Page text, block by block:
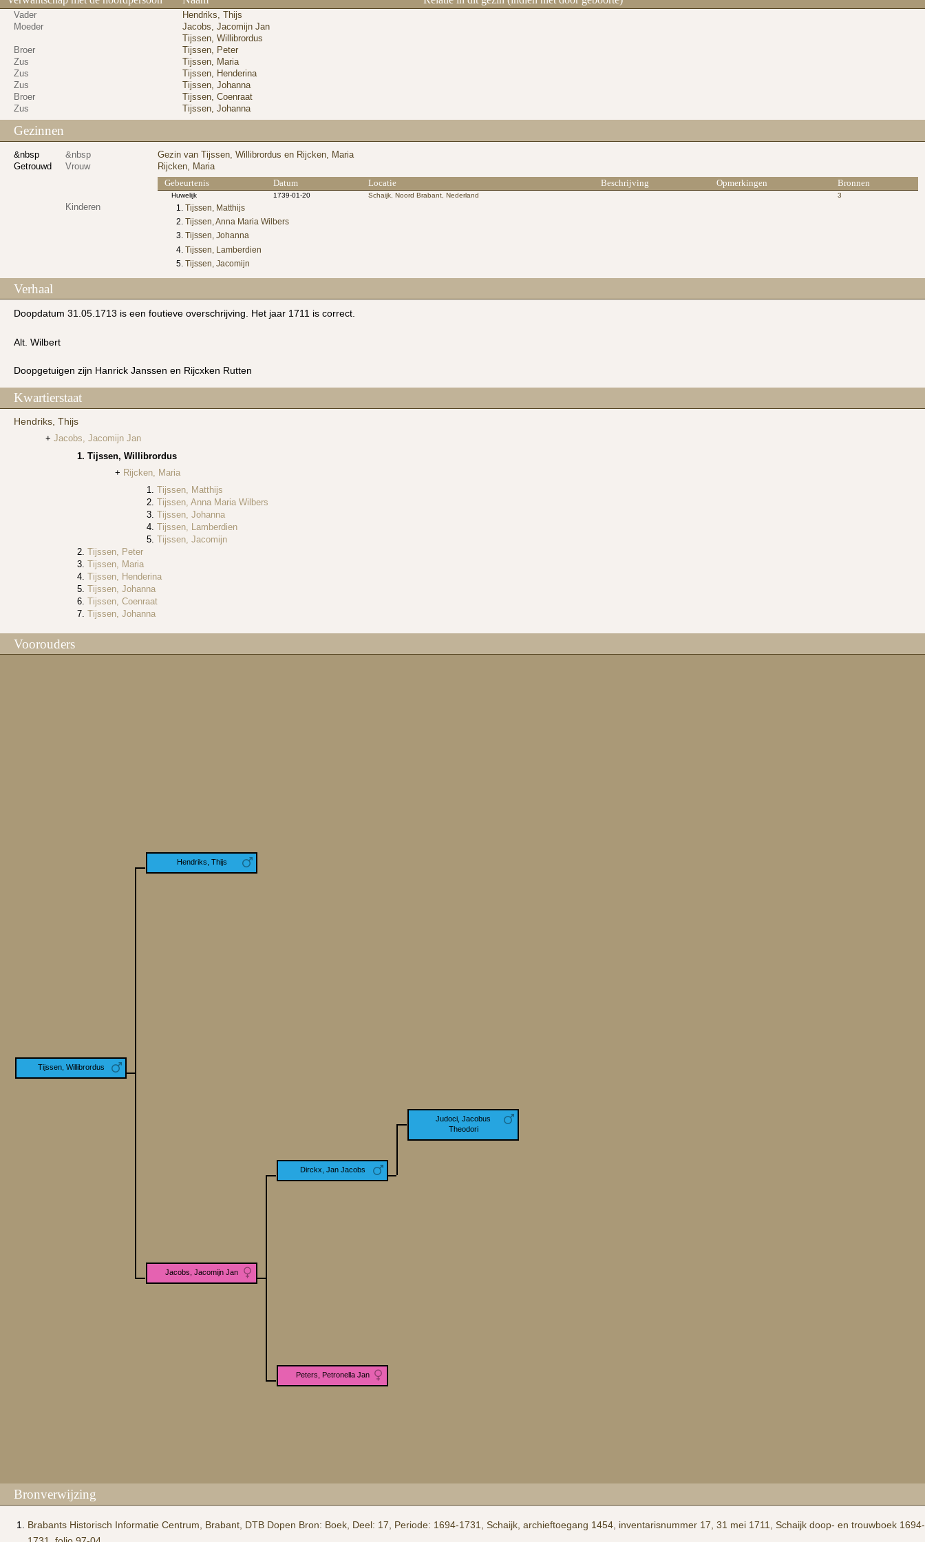
Vader
Hendriks, Thijs
Moeder
Jacobs, Jacomijn Jan
Tijssen, Willibrordus
Broer
Tijssen, Peter
Zus
Tijssen, Maria
Zus
Tijssen, Henderina
Zus
Tijssen, Johanna
Broer
Tijssen, Coenraat
Zus
Tijssen, Johanna
Gezinnen
&nbsp &nbsp
Gezin van Tijssen, Willibrordus en Rijcken, Maria
Getrouwd
Vrouw Rijcken, Maria
Gebeurtenis Datum Locatie Beschrijving Opmerkingen Bronnen
Huwelijk 1739-01-20 Schaijk, Noord Brabant, Nederland 3
Kinderen
Tijssen, Matthijs
Tijssen, Anna Maria Wilbers
Tijssen, Johanna
Tijssen, Lamberdien
Tijssen, Jacomijn
Verhaal
Doopdatum 31.05.1713 is een foutieve overschrijving. Het jaar 1711 is correct.
Alt. Wilbert
Doopgetuigen zijn Hanrick Janssen en Rijcxken Rutten
Kwartierstaat
Hendriks, Thijs
Jacobs, Jacomijn Jan
Tijssen, Willibrordus
Rijcken, Maria
Tijssen, Matthijs
Tijssen, Anna Maria Wilbers
Tijssen, Johanna
Tijssen, Lamberdien
Tijssen, Jacomijn
Tijssen, Peter
Tijssen, Maria
Tijssen, Henderina
Tijssen, Johanna
Tijssen, Coenraat
Tijssen, Johanna
Voorouders
Tijssen, Willibrordus
Hendriks, Thijs
Jacobs, Jacomijn Jan
Dirckx, Jan Jacobs
Judoci, Jacobus
Theodori
Peters, Petronella Jan
Bronverwijzing
Brabants Historisch Informatie Centrum, Brabant, DTB Dopen Bron: Boek, Deel: 17, Periode: 1694-1731, Schaijk, archieftoegang 1454, inventaris­num­mer 17, 31 mei 1711, Schaijk doop- en trouwboek 1694-